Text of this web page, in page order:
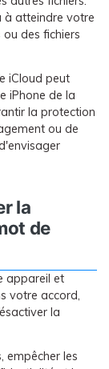
à atteindre votre
des fichiers
iCloud peut
iPhone de la
la protection
ou de
la
de
appareil et
votre accord,
la
empêcher les